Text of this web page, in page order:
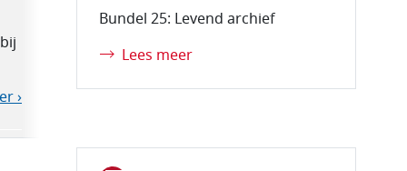
›
Bundel 25: Levend archief
Lees meer